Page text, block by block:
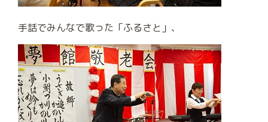
手話でみんなで歌った「ふるさと」、